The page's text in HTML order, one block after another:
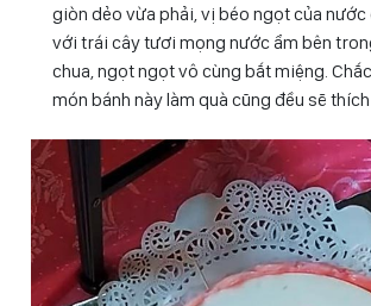
giòn dẻo vừa phải, vị béo ngọt của
với trái cây tươi mọng nước ẩm bên
chua, ngọt ngọt vô cùng bắt miệng.
món bánh này làm quà cũng đều sẽ